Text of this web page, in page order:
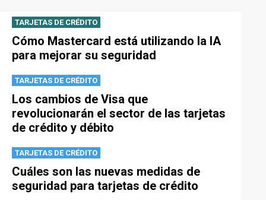
TARJETAS DE CRÉDITO
Cómo Mastercard está utilizando la IA
para mejorar su seguridad
TARJETAS DE CRÉDITO
Los cambios de Visa que
revolucionarán el sector de las tarjetas
de crédito y débito
TARJETAS DE CRÉDITO
Cuáles son las nuevas medidas de
seguridad para tarjetas de crédito